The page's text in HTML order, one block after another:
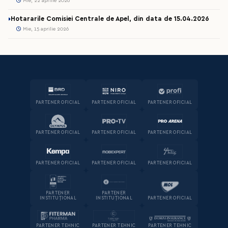
Hotararile Comisiei Centrale de Apel, din data de 15.04.2026
Mie, 15 aprilie 2026
PARTENER OFICIAL PARTENER OFICIAL PARTENER OFICIAL
PARTENER OFICIAL PARTENER OFICIAL PARTENER OFICIAL
PARTENER OFICIAL PARTENER OFICIAL PARTENER OFICIAL
PARTENER
INSTITUȚIONAL
PARTENER
INSTITUȚIONAL
PARTENER OFICIAL
PARTENER TEHNIC PARTENER TEHNIC PARTENER TEHNIC